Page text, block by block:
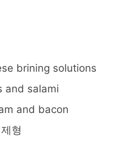
brining solutions
and salami
and bacon
형